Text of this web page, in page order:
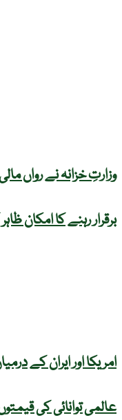
وزارتِ خزانہ نے رواں
برقرار رہنے کا امکان
امریکا اور ایران کے
عالمی توانائی کی